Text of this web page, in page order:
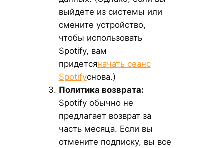
выйдете из системы или
смените устройство,
чтобы использовать
Spotify, вам
придетсяначать сеанс
Spotifyснова.)
Политика возврата:
Spotify обычно не
предлагает возврат за
часть месяца. Если вы
отмените подписку, вы все